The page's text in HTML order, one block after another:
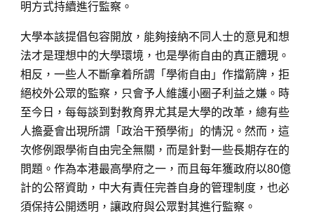
明方式持續進行監察。
大學本該提倡包容開放，能夠接納不同人士的意見和想
法才是理想中的大學環境，也是學術自由的真正體現。
相反，一些人不斷拿着所謂「學術自由」作擋箭牌，拒
絕校外公眾的監察，只會予人維護小圈子利益之嫌。時
至今日，每每談到對教育界尤其是大學的改革，總有些
人擔憂會出現所謂「政治干預學術」的情況。然而，這
次修例跟學術自由完全無關，而是針對一些長期存在的
問題。作為本港最高學府之一，而且每年獲政府以80億
計的公帑資助，中大有責任完善自身的管理制度，也必
須保持公開透明，讓政府與公眾對其進行監察。